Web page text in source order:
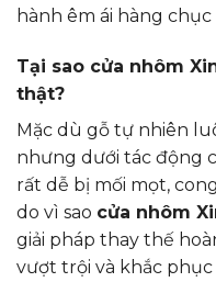
hành êm ái hàng chục
Tại sao cửa nhôm
thật?
Mặc dù gỗ tự nhiên
nhưng dưới tác động
rất dễ bị mối mọt,
do vì sao cửa nhôm
giải pháp thay thế
vượt trội và khắc